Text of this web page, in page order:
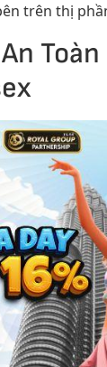
trên thị